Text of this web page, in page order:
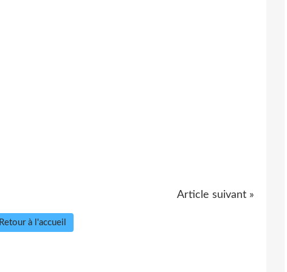
Article suivant »
Retour à l'accueil